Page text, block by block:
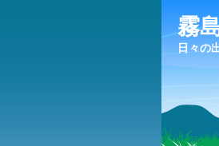
霧
日々の